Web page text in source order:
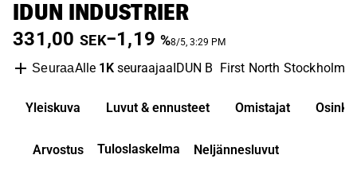
IDUN INDUSTRIER
331,00 SEK−1,19 %8/5, 3:29 PM
SeuraaAlle 1KseuraajaaIDUN B First North Stockholm
Yleiskuva Luvut & ennusteet Omistajat Osinko
Arvostus Tuloslaskelma Neljännesluvut